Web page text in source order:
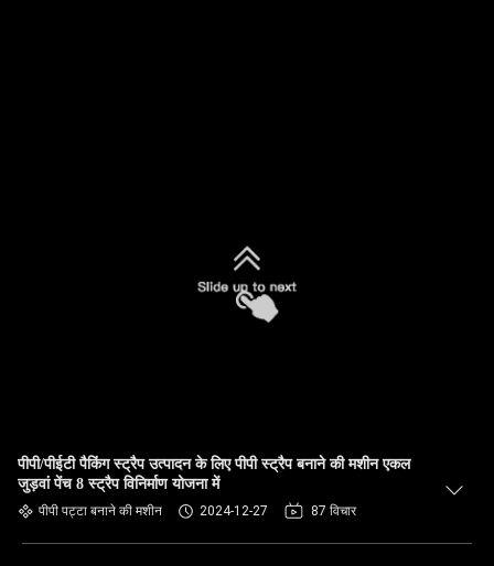
पीपी/पीईटी पैकिंग स्ट्रैप उत्पादन के लिए पीपी स्ट्रैप बनाने की मशीन एकल
जुड़वां पेंच 8 स्ट्रैप विनिर्माण योजना में
पीपी पट्टा बनाने की मशीन 2024-12-27 87 विचार